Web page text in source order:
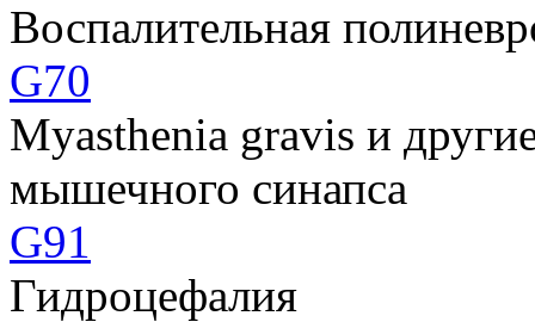
Воспалительная
G70
Myasthenia gravis и
мышечного синапса
G91
Гидроцефалия